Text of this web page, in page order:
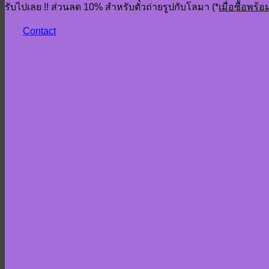
รับไปเลย !! ส่วนลด 10% สำหรับตั๋วถ่ายรูปกับโลมา (*เมื่อซื้อพร้อ
Contact